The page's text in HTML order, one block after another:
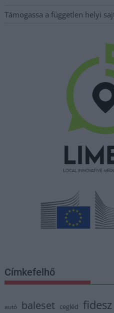
Támogassa a független helyi
Címkefelhő
autó baleset cegléd fidesz